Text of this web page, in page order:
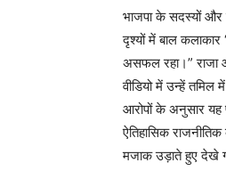
भाजपा के सदस्यों और
दृश्यों में बाल
असफल रहा।” राजा
वीडियो में उन्हें
आरोपों के अनुसार यह
ऐतिहासिक
मजाक उड़ाते हुए देखे